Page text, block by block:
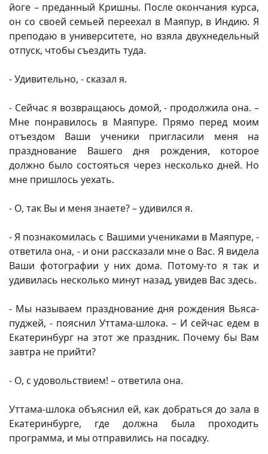
йоге – преданный Кришны. После окончания курса,
он со своей семьей переехал в Маяпур, в Индию. Я
преподаю в университете, но взяла двухнедельный
отпуск, чтобы съездить туда.
- Удивительно, - сказал я.
- Сейчас я возвращаюсь домой, - продолжила она. –
Мне понравилось в Маяпуре. Прямо перед моим
отъездом Ваши ученики пригласили меня на
празднование Вашего дня рождения, которое
должно было состояться через несколько дней. Но
мне пришлось уехать.
- О, так Вы и меня знаете? – удивился я.
- Я познакомилась с Вашими учениками в Маяпуре, -
ответила она, - и они рассказали мне о Вас. Я видела
Ваши фотографии у них дома. Потому-то я так и
удивилась несколько минут назад, увидев Вас здесь.
- Мы называем празднование дня рождения Вьяса-
пуджей, - пояснил Уттама-шлока. – И сейчас едем в
Екатеринбург на этот же праздник. Почему бы Вам
завтра не прийти?
- О, с удовольствием! – ответила она.
Уттама-шлока объяснил ей, как добраться до зала в
Екатеринбурге, где должна была проходить
программа, и мы отправились на посадку.